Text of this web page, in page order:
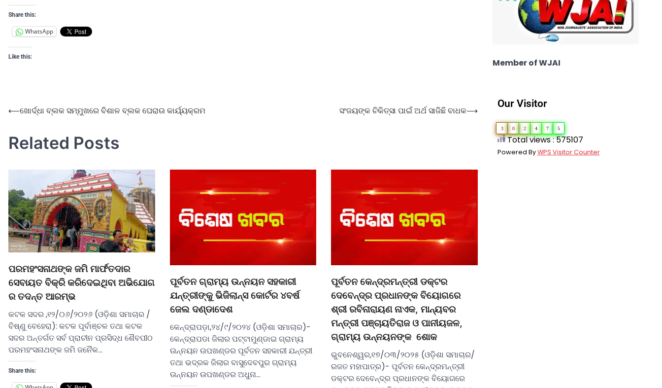
Share this:
WhatsApp
Like this:
⟵ଖୋର୍ଦ୍ଧା ବ୍ଲକ ସମ୍ମୁଖରେ ବିଶାଳ ବ୍ଲକ ଘେରାଉ କାର୍ୟ୍ୟକ୍ରମ ସଂଜୟଙ୍କ ଚିକିତ୍ସା ପାଇଁ ଅର୍ଥ ସାଜିଛି ବାଧକ⟶
Related Posts
ପରମହଂସନାଥଙ୍କ ଜମି ମାର୍ଫତଦାର
ସେବାୟତ ବିକ୍ରି କରିଦେଇଥିବା ଅଭିଯୋଗ
ର ତଦନ୍ତ ଆରମ୍ଭ
କଟକ ସଦର ,୧୨/୦୬/୨୦୨୬ (ଓଡ଼ିଶା ସମାଚାର /
ବିଷ୍ଣୁ ବେହେରା): କଟକ ପୂର୍ବାଞ୍ଚଳ ତଥା କଟକ
ସଦର ଅନ୍ତର୍ଗତ ସର୍ବ ପ୍ରାଚୀନ ପ୍ରସିଦ୍ଧ ଶୈବପୀଠ
ପରମହଂସନାଥଙ୍କ ଜମି ଜନୈକ…
Share this:
ପୂର୍ବତନ ଗ୍ରାମ୍ୟ ଉନ୍ନୟନ ସହକାରୀ
ଯନ୍ତ୍ରୀଙ୍କୁ ଭିଜିଲାନ୍ସ କୋର୍ଟର ୪ବର୍ଷ
ଜେଲ ଦଣ୍ଡାଦେଶ
କେନ୍ଦ୍ରାପଡ଼ା,୨୪/୯/୨୦୨୪ (ଓଡ଼ିଶା ସମାଚାର)-
କେନ୍ଦ୍ରାପଡା ଜିଲାର ପଟ୍ଟାମୁଣ୍ଡାଇ ଗ୍ରାମ୍ୟ
ଉନ୍ନୟନ ଉପଖଣ୍ଡର ପୂର୍ବତନ ସହକାରୀ ଯନ୍ତ୍ରୀ
ତଥା ଭଦ୍ରକ ଜିଲାର ବାସୁଦେବପୁର ଗ୍ରାମ୍ୟ
ଉନ୍ନୟନ ଉପଖଣ୍ଡର ଅଧୁନା…
ପୂର୍ବତନ କେନ୍ଦ୍ରମନ୍ତ୍ରୀ ଡକ୍ଟର
ଦେବେନ୍ଦ୍ର ପ୍ରଧାନଙ୍କ ବିୟୋଗରେ
ଶ୍ରୀ ରବିନାରାୟଣ ନାଏକ, ମାନ୍ୟବର
ମନ୍ତ୍ରୀ ପଞ୍ଚାୟତିରାଜ ଓ ପାନୀୟଜଳ,
ଗ୍ରାମ୍ୟ ଉନ୍ନୟନଙ୍କ ଶୋକ
ଭୁବନେଶ୍ୱର,୧୭/୦୩/୨୦୨୫ (ଓଡ଼ିଶା ସମାଚାର/
ରଜତ ମହାପାତ୍ର)- ପୂର୍ବତନ କେନ୍ଦ୍ରମନ୍ତ୍ରୀ
ଡକ୍ଟର ଦେବେନ୍ଦ୍ର ପ୍ରଧାନଙ୍କ ବିୟୋଗରେ
Member of WJAI
Our Visitor
3 0 2 4 7 5
Total views : 575107
Powered ByWPS Visitor Counter